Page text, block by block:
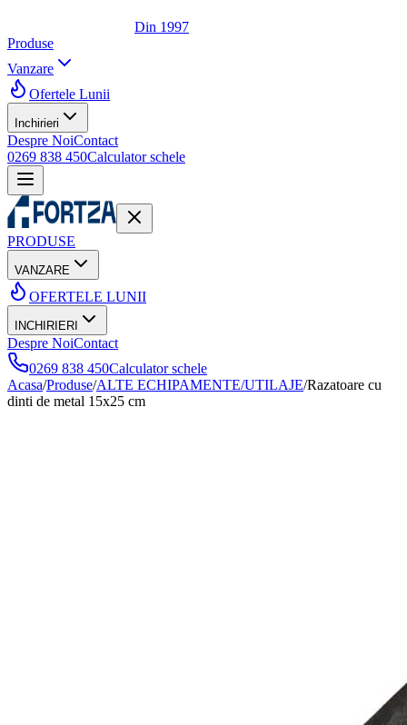
Din 1997
Produse
Vanzare
Ofertele Lunii
Inchirieri
Despre NoiContact
0269 838 450Calculator schele
PRODUSE
VANZARE
OFERTELE LUNII
INCHIRIERI
Despre NoiContact
0269 838 450Calculator schele
Acasa/Produse/ALTE ECHIPAMENTE/UTILAJE/Razatoare cu
dinti de metal 15x25 cm